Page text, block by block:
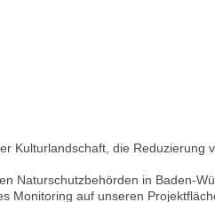
Kulturlandschaft, die Reduzierung
Naturschutzbehörden in Baden-
Monitoring auf unseren